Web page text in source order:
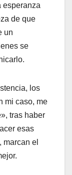
esperanza
de que
un
se
los
mi caso, me
tras haber
esas
el